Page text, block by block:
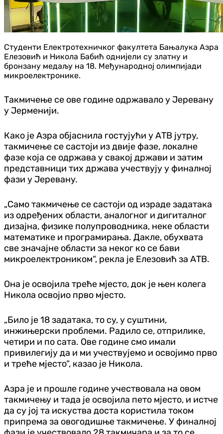
Студенти Електротехничког факултета Бањалука Азра
Елезовић и Никола Бабић однијели су златну и
бронзану медаљу на 18. Међународној олимпијади
микроелектронике.
Такмичење се ове године одржавало у Јеревану
у Јерменији.
Како је Азра објаснила гостујући у АТВ јутру,
такмичење се састоји из двије фазе, локалне
фазе која се одржава у свакој држави и затим
представници тих држава учествују у финалној
фази у Јеревану.
„Само такмичење се састоји од израде задатака
из одређених области, аналогног и дигиталног
дизајна, физике полупроводника, неке области
математике и програмирања. Дакле, обухвата
све значајне области за неког ко се бави
микроелектроником“, рекла је Елезовић за АТВ.
Она је освојила треће мјесто, док је њен колега
Никола освојио прво мјесто.
„Било је 18 задатака, то су, у суштини,
инжињерски проблеми. Радило се, отприлике,
четири и по сата. Ове године смо имали
привилегију да и ми учествујемо и освојимо прво
и треће мјесто“, казао је Никола.
Азра је и прошле године учествовала на овом
такмичењу и тада је освојила пето мјесто, и истче
да су јој та искуства доста користила током
припрема за овогодишње такмичење. У финалној